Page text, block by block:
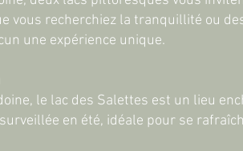
vous recherchiez la tranquillité ou
une expérience unique.
le lac des Salettes est un lieu
en été, idéale pour se